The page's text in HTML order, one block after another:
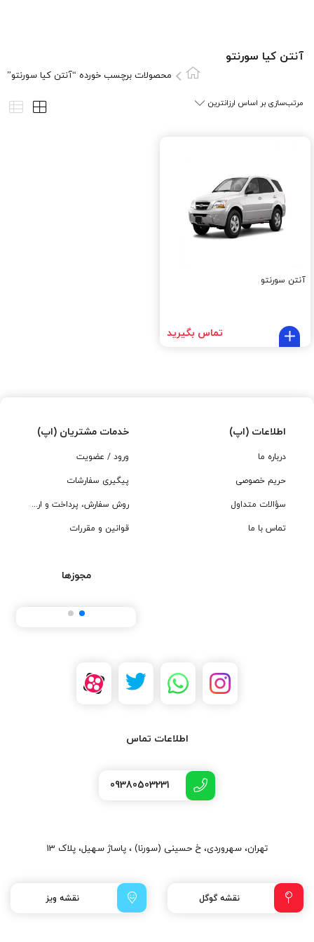
آنتن کيا سورنتو
محصولات برچسب خورده “آنتن کيا سورنتو”
آنتن سورنتو
تماس بگیرید
اطلاعات (اپ)
درباره ما
حریم خصوصی
سؤالات متداول
تماس با ما
خدمات مشتریان (اپ)
ورود / عضویت
پیگیری سفارشات
روش سفارش، پرداخت و ارسال
قوانین و مقررات
مجوزها
اطلاعات تماس
09380503231
تهران، سهروردی، خ حسینی (سورنا) ، پاساژ سهیل، پلاک 13
نقشه گوگل نقشه ویز